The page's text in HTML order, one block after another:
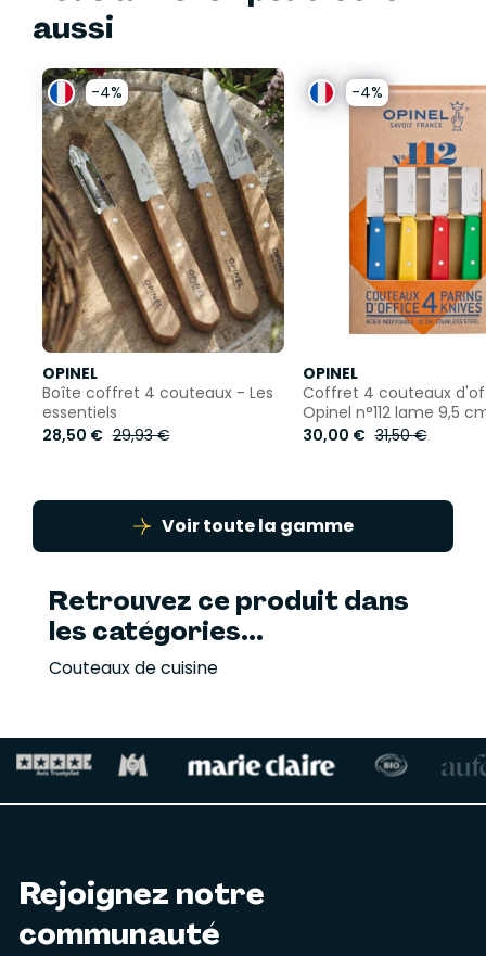
aussi
-4%
OPINEL
Boîte coffret 4 couteaux - Les
essentiels
28,50 € 29,93 €
-4%
OPINEL
Coffret 4 couteaux
Opinel n°112 lame 9,5
30,00 € 31,50 €
Voir toute la gamme
Retrouvez ce produit dans
les catégories...
Couteaux de cuisine
Rejoignez notre
communauté